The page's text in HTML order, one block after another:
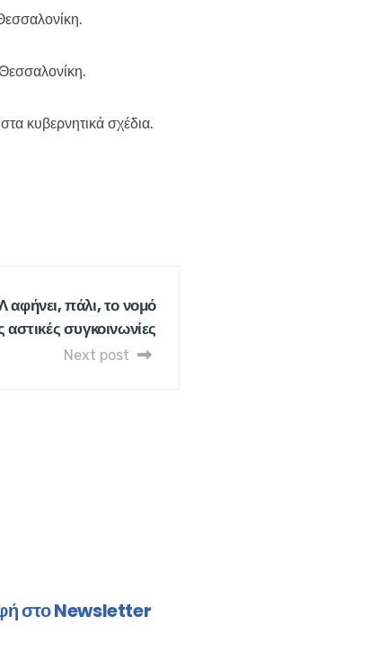
κυβερνητικά σχέδια.
πάλι, το νομό
συγκοινωνίες
Next post
στο Newsletter